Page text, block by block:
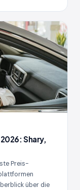
Shary,
Preis-
über die